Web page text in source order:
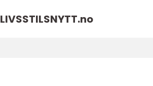
LIVSSTILSNYTT.no